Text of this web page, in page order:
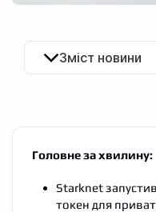
Зміст новини
Головне за хвилину:
Starknet запустив
токен для